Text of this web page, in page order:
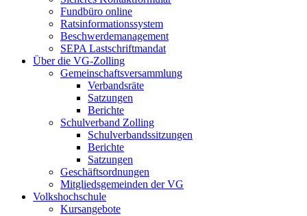
Fundbüro online
Ratsinformationssystem
Beschwerdemanagement
SEPA Lastschriftmandat
Über die VG-Zolling
Gemeinschaftsversammlung
Verbandsräte
Satzungen
Berichte
Schulverband Zolling
Schulverbandssitzungen
Berichte
Satzungen
Geschäftsordnungen
Mitgliedsgemeinden der VG
Volkshochschule
Kursangebote